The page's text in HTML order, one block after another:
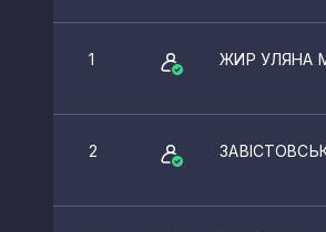
1 ЖИР УЛЯНА
2